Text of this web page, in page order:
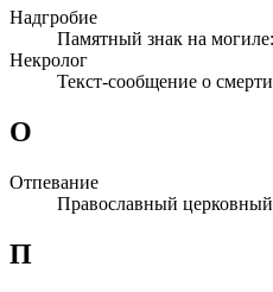
Надгробие
Памятный знак на
Некролог
Текст-сообщение о
О
Отпевание
Православный
П